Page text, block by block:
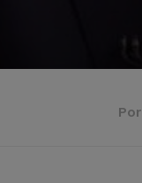
Por